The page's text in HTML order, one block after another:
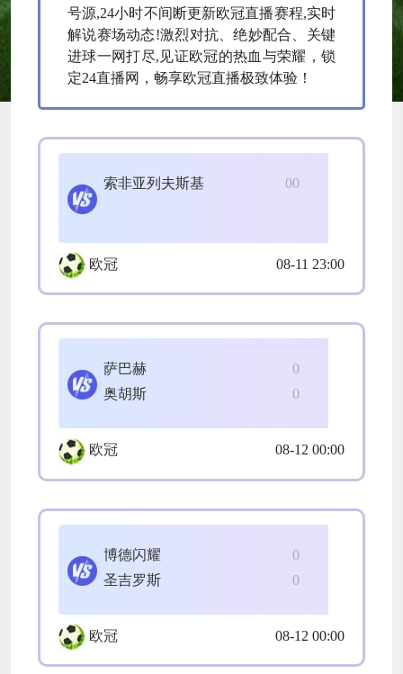
号源,24小时不间断更新欧冠直播赛程,实时
解说赛场动态!激烈对抗、绝妙配合、关键
进球一网打尽,见证欧冠的热血与荣耀，锁
定24直播网，畅享欧冠直播极致体验！
0
0
索非亚列夫斯基
欧冠 08-11 23:00
0
萨巴赫
0
奥胡斯
欧冠 08-12 00:00
0
博德闪耀
0
圣吉罗斯
欧冠 08-12 00:00